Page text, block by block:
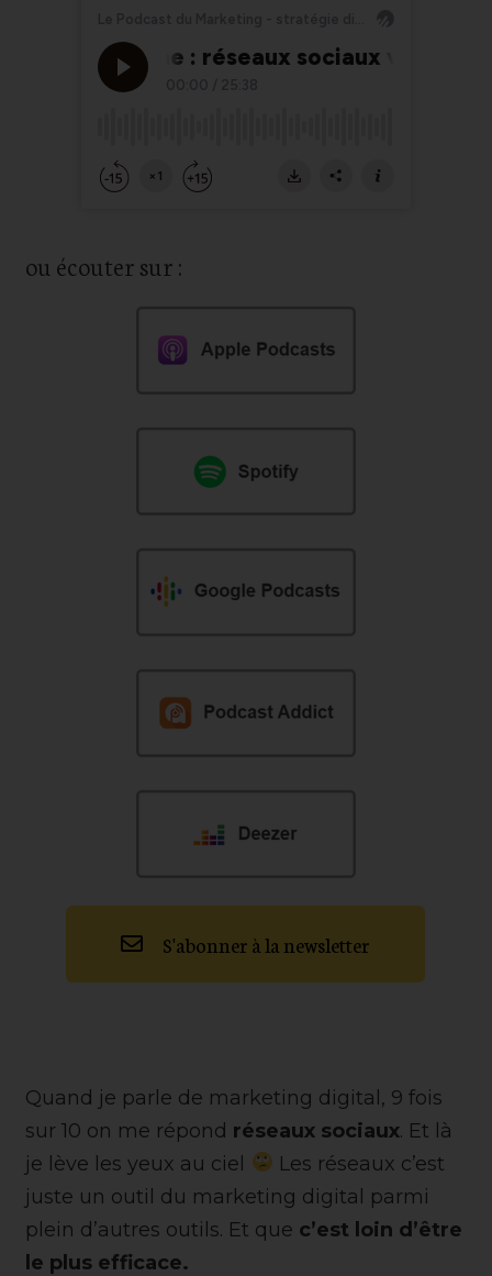
ou écouter sur :
S'abonner à la newsletter
Quand je parle de marketing digital, 9 fois
sur 10 on me répond réseaux sociaux. Et là
je lève les yeux au ciel
Les réseaux c’est
juste un outil du marketing digital parmi
plein d’autres outils. Et que c’est loin d’être
le plus efficace.